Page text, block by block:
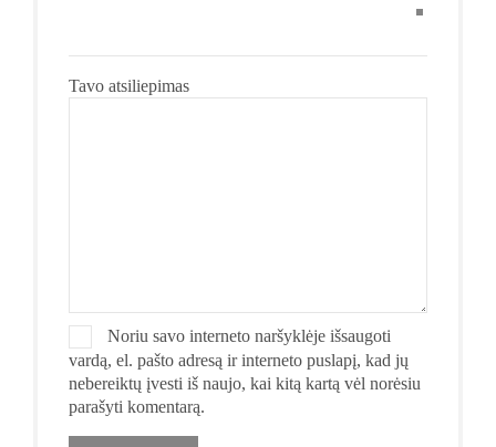
Tavo atsiliepimas
Noriu savo interneto naršyklėje išsaugoti
vardą, el. pašto adresą ir interneto puslapį, kad jų
nebereiktų įvesti iš naujo, kai kitą kartą vėl norėsiu
parašyti komentarą.